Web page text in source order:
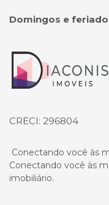
Domingos e
Página inicial
CRECI: 296804
Conectando você às
Conectando você às
imobiliário.